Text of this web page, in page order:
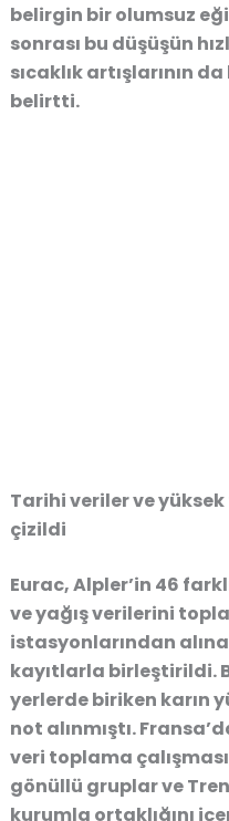
belirgin bir olumsuz
sonrası bu düşüşün
sıcaklık artışlarının
belirtti.
Tarihi veriler ve
çizildi
Eurac, Alpler’in 46
ve yağış verilerini
istasyonlarından
kayıtlarla birleştirildi.
yerlerde biriken karın
not alınmıştı.
veri toplama
gönüllü gruplar ve
kurumla ortaklığını